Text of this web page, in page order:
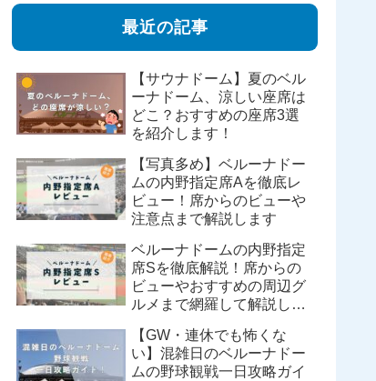
最近の記事
【サウナドーム】夏のベル
ーナドーム、涼しい座席は
どこ？おすすめの座席3選
を紹介します！
【写真多め】ベルーナドー
ムの内野指定席Aを徹底レ
ビュー！席からのビューや
注意点まで解説します
ベルーナドームの内野指定
席Sを徹底解説！席からの
ビューやおすすめの周辺グ
ルメまで網羅して解説しま
【GW・連休でも怖くな
い】混雑日のベルーナドー
ムの野球観戦一日攻略ガイ